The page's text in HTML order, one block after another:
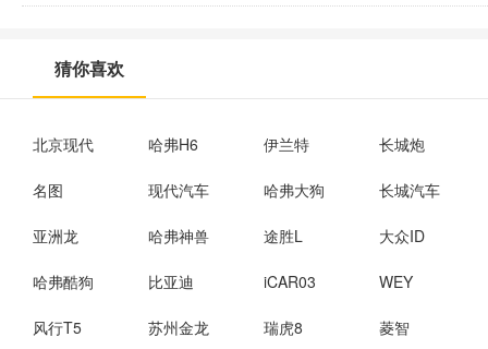
猜你喜欢
北京现代 哈弗H6 伊兰特 长城炮
名图 现代汽车 哈弗大狗 长城汽车
亚洲龙 哈弗神兽 途胜L 大众ID
哈弗酷狗 比亚迪 iCAR03 WEY
风行T5 苏州金龙 瑞虎8 菱智